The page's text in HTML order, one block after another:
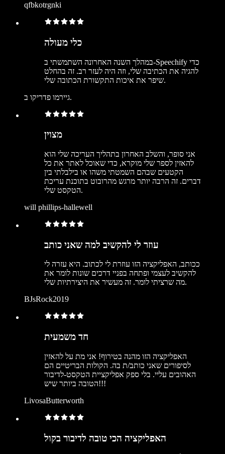
qfbkotrgnki
כלי מעולה
במהלך השנה האחרונה השתמשתי ב-Speechify כדי
להגיה את הכתיבה שלי, וזה היה לעזר רב. זה בהחלט
שיפר את איכות התקשורת הכתובה שלי.
גיירמו פדריקו ב.
מצוין
אני סופר, והשלב האחרון בתהליך העריכה שלי הוא
להאזין לספר שלי מוקרא, כדי שאוכל לאתר את כל
הקטעים שבהם השמטתי משהו או בילבלתי בין
דברים. זה הרבה יותר מרגש מהרובוט בתוכנת עריכת
הטקסט שלי.
will phillips-hallewell
עוזר לי להקשיב למה שאני כותב
ככותב, האפליקציה הזו עוזרת לי לכתוב. היא עזרה לי
להקשיב לעצמי ופתחה בפניי דרכים שונות לומר את
מה שרציתי לומר. זה מעשיר את היצירתיות שלי.
BJsRock2019
חד משמעית
האפליקציה הזו מהנה בטירוף! אני מת על להאזין
לסיפורים שאני כותב/ת בה. הקולות הבריטיים הם
האהובים עליי. בלי ספק אפליקציית הטקסט-לדיבור
הטובה ביותר שיש!!!
LivosaButterworth
האפליקציה הכי טובה לדיבור בקול